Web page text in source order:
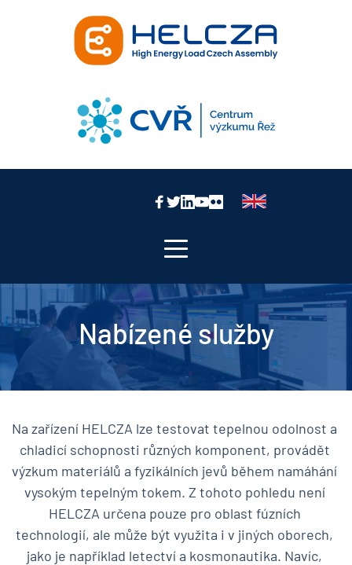
Nabízené služby
Na zařízení HELCZA lze testovat tepelnou odolnost a
chladicí schopnosti různých komponent, provádět
výzkum materiálů a fyzikálních jevů během namáhání
vysokým tepelným tokem. Z tohoto pohledu není
HELCZA určena pouze pro oblast fúzních
technologií, ale může být využita i v jiných oborech,
jako je například letectví a kosmonautika. Navíc,